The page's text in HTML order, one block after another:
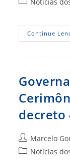
post:
Continue
decreto
Autor
do
Marcelo
Categoria
Notícias